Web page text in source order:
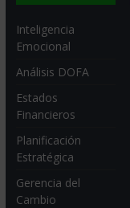
Inteligencia
Emocional
Análisis DOFA
Estados
Financieros
Planificación
Estratégica
Gerencia del
Cambio